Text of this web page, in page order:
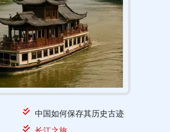
中国如何保存其历史古迹